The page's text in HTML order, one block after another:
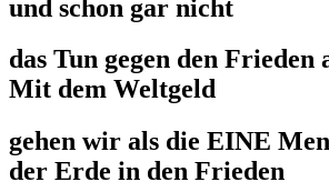
und schon gar nicht
das Tun gegen den Frieden
Mit dem Weltgeld
gehen wir als die EINE
der Erde in den Frieden